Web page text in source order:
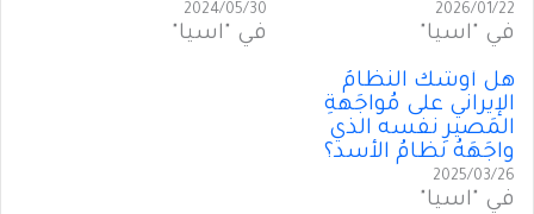
2026/01/22
في "آسيا"
2024/05/30
في "آسيا"
هل أوشكَ النظامُ
الإيراني على مُواجَهةِ
المَصيرِ نفسه الذي
واجَهَهُ نظامُ الأسد؟
2025/03/26
في "آسيا"